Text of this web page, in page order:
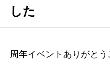
した
周年イベントありがとう